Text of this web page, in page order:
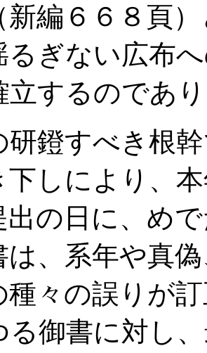
新編６６８頁
るぎない広布
立するのであ
鐙すべき根
下しにより、
出の日に、め
は、系年や真
種々の誤りが
る御書に対し